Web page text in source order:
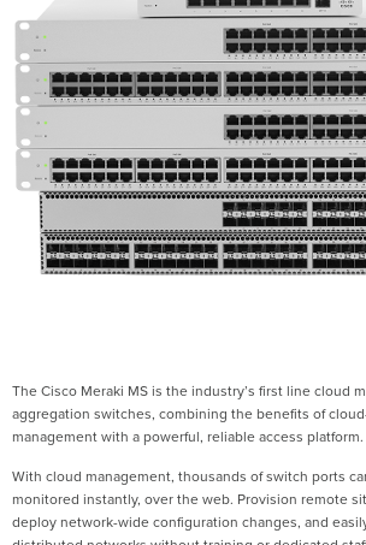
The Cisco Meraki MS is the industry’s first line cloud
aggregation switches, combining the benefits of
management with a powerful, reliable access platform.
With cloud management, thousands of switch ports
monitored instantly, over the web. Provision remote
deploy network-wide configuration changes, and